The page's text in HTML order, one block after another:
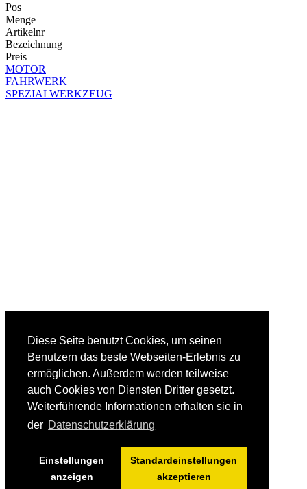
Diese Seite benutzt Cookies, um seinen
Benutzern das beste Webseiten-Erlebnis zu
ermöglichen. Außerdem werden teilweise
auch Cookies von Diensten Dritter gesetzt.
Weiterführende Informationen erhalten sie in
der Datenschutzerklärung
Einstellungen
anzeigen
Standardeinstellungen
akzeptieren
Pos
Menge
Artikelnr
Bezeichnung
Preis
MOTOR
FAHRWERK
SPEZIALWERKZEUG